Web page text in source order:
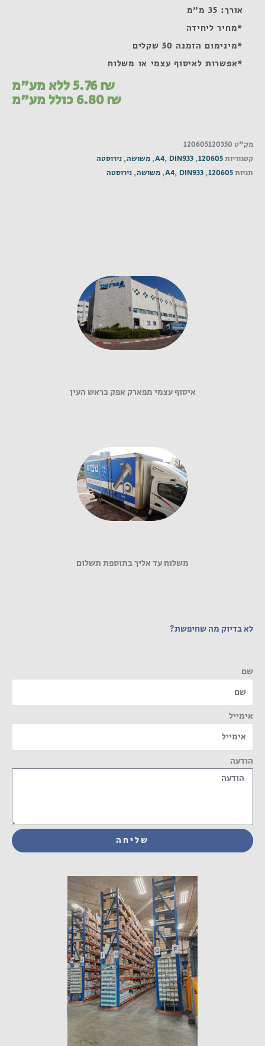
אורך: 35 מ"מ
*מחיר ליחידה
*מינימום הזמנה 50 שקלים
*אפשרות לאיסוף עצמי או משלוח
5.76₪ ללא מע"מ
6.80₪ כולל מע"מ
מק"ט 120605120350
קטגוריות120605
,
A4, DIN933
, משושה, נירוסטה
תגיות120605
,
A4, DIN933
, משושה, נירוסטה
איסוף עצמי מפארק אפק בראש העין
משלוח עד אליך בתוספת תשלום
לא בדיוק מה שחיפשת?
שם
אימייל
הודעה
שליחה